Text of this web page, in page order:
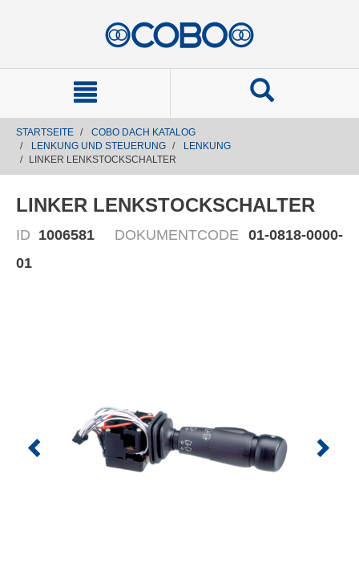
STARTSEITE
COBO DACH KATALOG
LENKUNG UND STEUERUNG
LENKUNG
LINKER LENKSTOCKSCHALTER
LINKER LENKSTOCKSCHALTER
ID 1006581 DOKUMENTCODE 01-0818-0000-
01